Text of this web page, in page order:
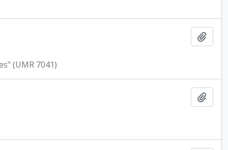
(UMR 7041)